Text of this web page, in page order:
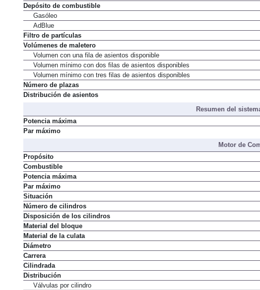
Depósito de combustible
Gasóleo
AdBlue
Filtro de partículas
Volúmenes de maletero
Volumen con una fila de asientos disponible
Volumen mínimo con dos filas de asientos disponibles
Volumen mínimo con tres filas de asientos disponibles
Número de plazas
Distribución de asientos
Resumen del
Potencia máxima
Par máximo
Motor de
Propósito
Combustible
Potencia máxima
Par máximo
Situación
Número de cilindros
Disposición de los cilindros
Material del bloque
Material de la culata
Diámetro
Carrera
Cilindrada
Distribución
Válvulas por cilindro